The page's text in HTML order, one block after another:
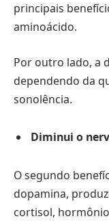
principais
aminoácido.
Por outro lado, a
dependendo da
sonolência.
Diminui o
O segundo
dopamina,
cortisol,